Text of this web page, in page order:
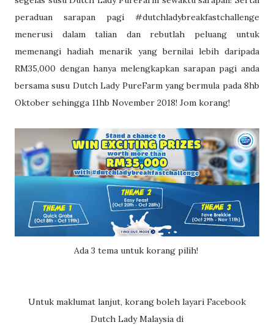
peraduan sarapan pagi #dutchladybreakfastchallenge
menerusi dalam talian dan rebutlah peluang untuk
memenangi hadiah menarik yang bernilai lebih daripada
RM35,000 dengan hanya melengkapkan sarapan pagi anda
bersama susu Dutch Lady PureFarm yang bermula pada 8hb
Oktober sehingga 11hb November 2018! Jom korang!
Ada 3 tema untuk korang pilih!
Untuk maklumat lanjut, korang boleh layari Facebook
Dutch Lady Malaysia di